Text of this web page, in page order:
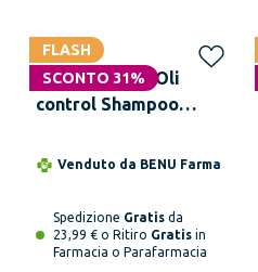
FLASH
SCONTO 31%
VICHY Dercos Oli
control Shampoo
Trattante Capelli
Venduto da BENU Farma
Spedizione Gratis da
23,99 € o Ritiro Gratis in
Farmacia o Parafarmacia